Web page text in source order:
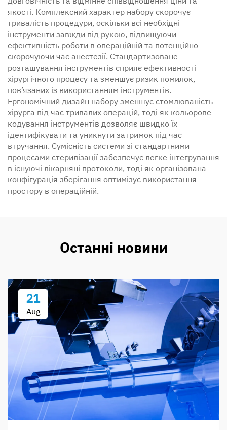
якості. Комплексний характер набору скорочує
тривалість процедури, оскільки всі необхідні
інструменти завжди під рукою, підвищуючи
ефективність роботи в операційній та потенційно
скорочуючи час анестезії. Стандартизоване
розташування інструментів сприяє ефективності
хірургічного процесу та зменшує ризик помилок,
пов’язаних із використанням інструментів.
Ергономічний дизайн набору зменшує стомлюваність
хірурга під час тривалих операцій, тоді як кольорове
кодування інструментів дозволяє швидко їх
ідентифікувати та уникнути затримок під час
втручання. Сумісність системи зі стандартними
процесами стерилізації забезпечує легке інтегрування
в існуючі лікарняні протоколи, тоді як організована
конфігурація зберігання оптимізує використання
простору в операційній.
Останні новини
21
Aug